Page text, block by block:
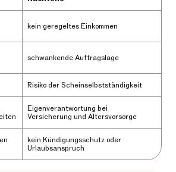
kein geregeltes Einkommen
schwankende Auftragslage
Risiko der Scheinselbstständigkeit
Eigenverantwortung bei
Versicherung und Altersvorsorge
kein Kündigungsschutz oder
Urlaubsanspruch